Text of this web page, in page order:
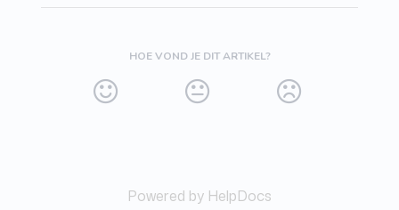
HOE VOND JE DIT ARTIKEL?
Powered by HelpDocs